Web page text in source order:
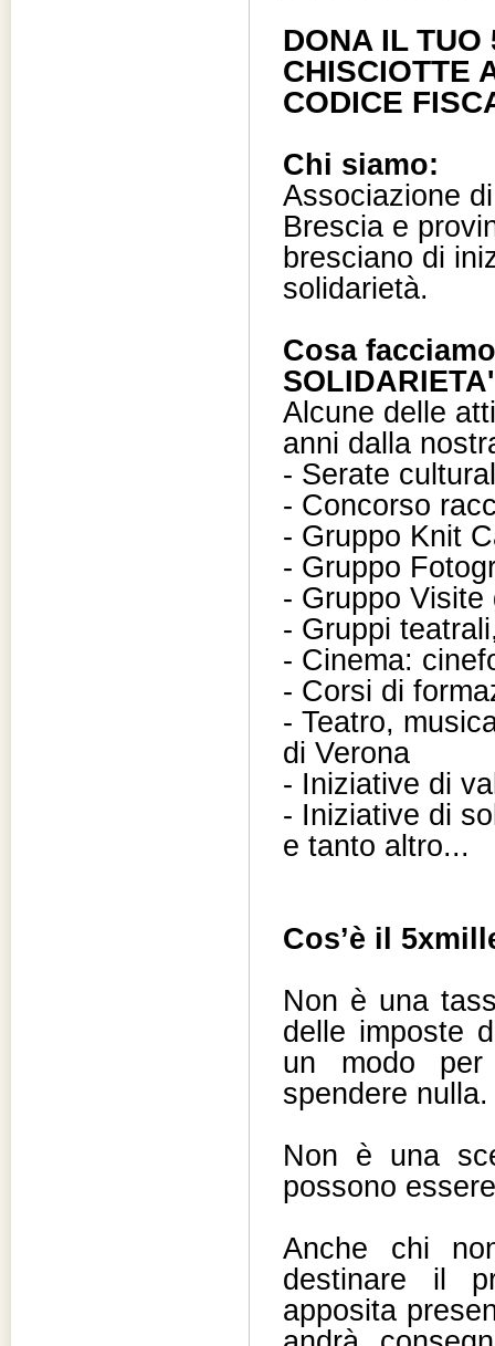
DONA IL
CHISCIOTTE
CODICE
Chi siamo:
Associazione
Brescia e
bresciano di
solidarietà.
Cosa
SOLIDARIETA'
Alcune delle
anni dalla
- Serate
- Concorso
- Gruppo Knit
- Gruppo
- Gruppo
- Gruppi
- Cinema:
- Corsi di
- Teatro,
di Verona
- Iniziative di
- Iniziative di
e tanto altro...
Cos’è il
Non è una
delle imposte
un modo per
spendere nulla.
Non è una
possono
Anche chi
destinare il
apposita